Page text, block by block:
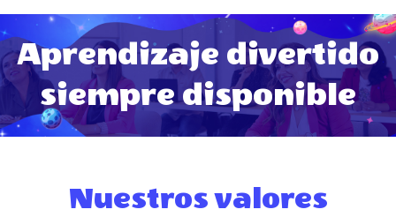
Aprendizaje divertido
siempre disponible
Nuestros valores